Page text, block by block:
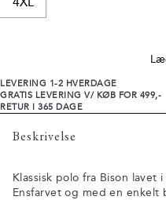
LEVERING 1-2 HVERDAGE
GRATIS LEVERING V/ KØB FOR 499,-
RETUR I 365 DAGE
Beskrivelse
Klassisk polo fra Bison
Ensfarvet og med en enkelt